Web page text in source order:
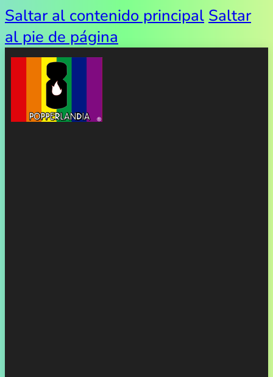
Saltar al contenido principal Saltar
al pie de página